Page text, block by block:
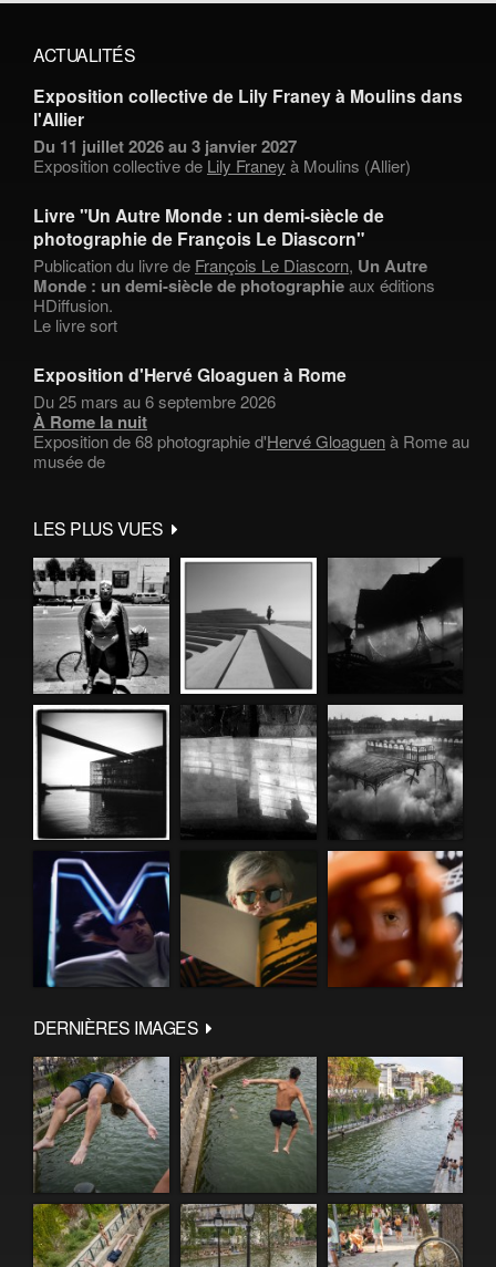
ACTUALITÉS
Exposition collective de Lily Franey à Moulins dans
l'Allier
Du 11 juillet 2026 au 3 janvier 2027
Exposition collective de Lily Franey à Moulins (Allier)
Livre "Un Autre Monde : un demi-siècle de
photographie de François Le Diascorn"
Publication du livre de François Le Diascorn, Un Autre
Monde : un demi-siècle de photographieaux éditions
HDiffusion.
Le livre sort
Exposition d'Hervé Gloaguen à Rome
Du 25 mars au 6 septembre 2026
À Rome la nuit
Exposition de 68 photographie d'Hervé Gloaguenà Rome au
musée de
LES PLUS VUES
DERNIÈRES IMAGES